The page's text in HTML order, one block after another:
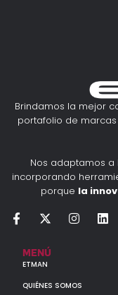
Brindamos la mejor
portafolio de
Nos adaptamos a
incorporando
porque la
MENÚ
ETMAN
QUIÉNES SOMOS